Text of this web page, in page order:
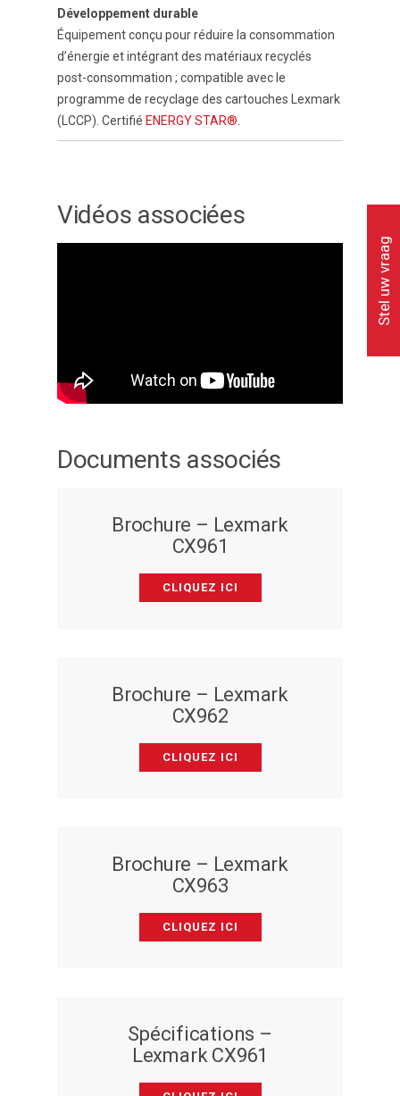
Développement durable
Équipement conçu pour réduire la consommation
d’énergie et intégrant des matériaux recyclés
post-consommation ; compatible avec le
programme de recyclage des cartouches Lexmark
(LCCP). Certifié ENERGY STAR®.
Vidéos associées
Documents associés
Brochure – Lexmark
CX961
CLIQUEZ ICI
Brochure – Lexmark
CX962
CLIQUEZ ICI
Brochure – Lexmark
CX963
CLIQUEZ ICI
Spécifications –
Lexmark CX961
Stel uw vraag